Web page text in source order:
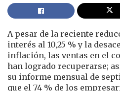
A pesar de la reciente
interés al 10,25 % y la
inflación, las ventas en el
han logrado recuperarse;
su informe mensual de
que el 74 % de los